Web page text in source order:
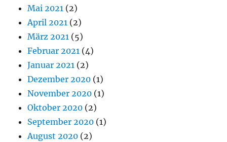
Mai 2021 (2)
April 2021 (2)
März 2021 (5)
Februar 2021 (4)
Januar 2021 (2)
Dezember 2020 (1)
November 2020 (1)
Oktober 2020 (2)
September 2020 (1)
August 2020 (2)